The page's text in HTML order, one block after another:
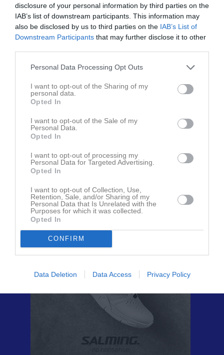
disclosure of your personal information by third parties on the
IAB’s list of downstream participants. This information may
also be disclosed by us to third parties on the IAB’s List of
Downstream Participants that may further disclose it to other
Personal Data Processing Opt Outs
I want to opt-out of the Sharing of my
personal data.
Opted In
I want to opt-out of the Sale of my
Personal Data.
Opted In
I want to opt-out of processing my
Personal Data for Targeted Advertising.
Opted In
I want to opt-out of Collection, Use,
Retention, Sale, and/or Sharing of my
Personal Data that Is Unrelated with the
Purposes for which it was collected.
Opted In
CONFIRM
Data Deletion Data Access Privacy Policy
Kämpevallen
Hitta till Guddarp och Kämpevallen:
Ljungby (ca 3 mil söder om Värnamo). Man kommer då upp till
sedan 7 km då man kommer till Guddarps by. I korsningen
svänger man vänster mot Ljungby så ligger planen ca 300 meter
fram på vänster sida.
Från Ljungby:
Kör mot Bolmsö via Bolmstadvägen och trafiklyserna. Ca 3 km
utanför stan finns en skylt där man svänger höger mot Guddarp.
Efter ca 8 km kommer du till Guddarp och där ligger planen direkt
efter skyltarna på höger sida.